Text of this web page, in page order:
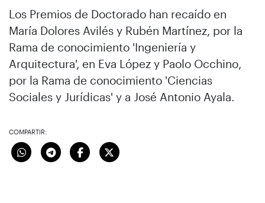
Los Premios de Doctorado han recaído en
María Dolores Avilés y Rubén Martínez, por la
Rama de conocimiento 'Ingeniería y
Arquitectura', en Eva López y Paolo Occhino,
por la Rama de conocimiento 'Ciencias
Sociales y Jurídicas' y a José Antonio Ayala.
COMPARTIR: